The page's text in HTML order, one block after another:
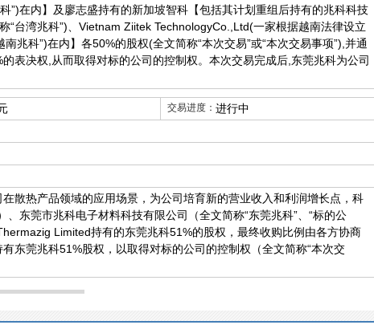
”)在内】及廖志盛持有的新加坡智科【包括其计划重组后持有的兆科科技
台湾兆科”)、Vietnam Ziitek TechnologyCo.,Ltd(一家根据越南法律设立
兆科”)在内】各50%的股权(全文简称“本次交易”或“本次交易事项”),并通
表决权,从而取得对标的公司的控制权。本次交易完成后,东莞兆科为公司
交易进度： 进行中
散热产品领域的应用场景，为公司培育新的营业收入和利润增长点，科
东莞市兆科电子材料科技有限公司（全文简称“东莞兆科”、“标的公
Limited持有的东莞兆科51%的股权，最终收购比例由各方协商
东莞兆科51%股权，以取得对标的公司的控制权（全文简称“本次交